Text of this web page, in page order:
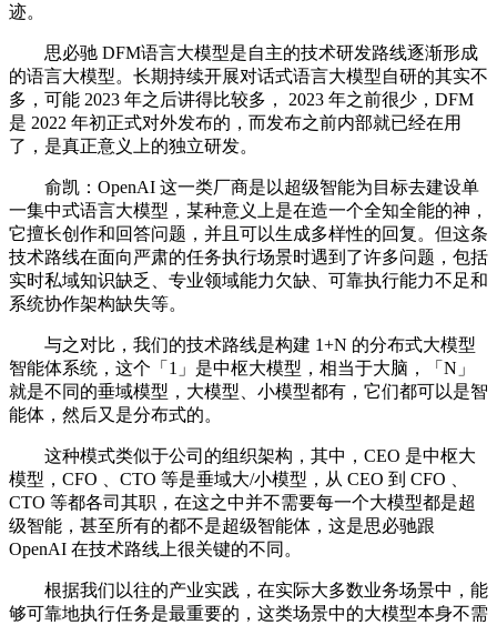
迹。
思必驰 DFM语言大模型是自主的技术研发路线逐渐形成
的语言大模型。长期持续开展对话式语言大模型自研的其实不
多，可能 2023 年之后讲得比较多， 2023 年之前很少，DFM
是 2022 年初正式对外发布的，而发布之前内部就已经在用
了，是真正意义上的独立研发。
俞凯：OpenAI 这一类厂商是以超级智能为目标去建设单
一集中式语言大模型，某种意义上是在造一个全知全能的神，
它擅长创作和回答问题，并且可以生成多样性的回复。但这条
技术路线在面向严肃的任务执行场景时遇到了许多问题，包括
实时私域知识缺乏、专业领域能力欠缺、可靠执行能力不足和
系统协作架构缺失等。
与之对比，我们的技术路线是构建 1+N 的分布式大模型
智能体系统，这个「1」是中枢大模型，相当于大脑，「N」
就是不同的垂域模型，大模型、小模型都有，它们都可以是智
能体，然后又是分布式的。
这种模式类似于公司的组织架构，其中，CEO 是中枢大
模型，CFO 、CTO 等是垂域大/小模型，从 CEO 到 CFO 、
CTO 等都各司其职，在这之中并不需要每一个大模型都是超
级智能，甚至所有的都不是超级智能体，这是思必驰跟
OpenAI 在技术路线上很关键的不同。
根据我们以往的产业实践，在实际大多数业务场景中，能
够可靠地执行任务是最重要的，这类场景中的大模型本身不需